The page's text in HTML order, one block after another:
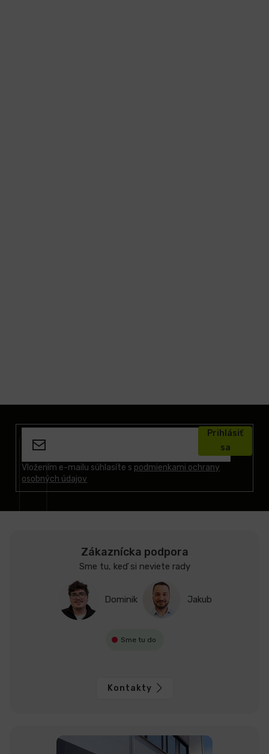
Vložením e-mailu súhlasíte s podmienkami ochrany
osobných údajov
Prihlásiť
sa
Zákaznícka podpora
Sme tu, keď si neviete rady
Dominik Jakub
Sme tu do
Kontakty